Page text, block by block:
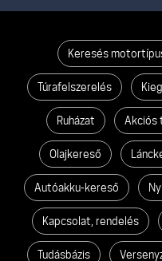
Keresés
Túrafelszerelés
Ruházat Akciós
Olajkereső
Autóakku-kereső
Kapcsolat, rendelés
Tudásbázis